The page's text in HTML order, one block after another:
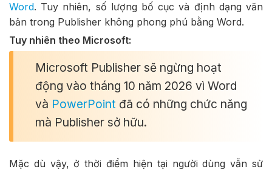
Word. Tuy nhiên, số lượng bố cục và định dạng văn
bản trong Publisher không phong phú bằng Word.
Tuy nhiên theo Microsoft:
Microsoft Publisher sẽ ngừng hoạt
động vào tháng 10 năm 2026 vì Word
và PowerPoint đã có những chức năng
mà Publisher sở hữu.
Mặc dù vậy, ở thời điểm hiện tại người dùng vẫn sử